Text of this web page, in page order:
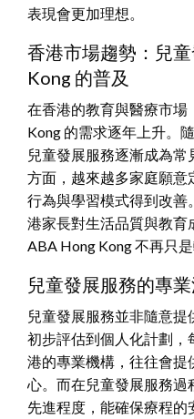
表現會更加理想。
香港市場趨勢：兒
Kong 的普及
在香港的教育與醫療市場
Kong 的需求逐年上升。
兒童發展服務逐漸成為常
方面，越來越多家庭願意
行為與學習模式得到改善
港家長對生活品質與教
ABA Hong Kong 不再只
兒童發展服務的專
兒童發展服務並非隨意
初步評估到個人化計劃，
港的專業機構，往往會
心。而在兒童發展服務過
先進程度，能確保療程